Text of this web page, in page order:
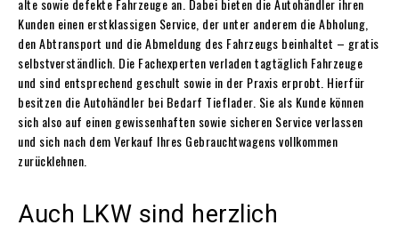
alte sowie defekte Fahrzeuge an. Dabei bieten die Autohändler ihren
Kunden einen erstklassigen Service, der unter anderem die Abholung,
den Abtransport und die Abmeldung des Fahrzeugs beinhaltet – gratis
selbstverständlich. Die Fachexperten verladen tagtäglich Fahrzeuge
und sind entsprechend geschult sowie in der Praxis erprobt. Hierfür
besitzen die Autohändler bei Bedarf Tieflader. Sie als Kunde können
sich also auf einen gewissenhaften sowie sicheren Service verlassen
und sich nach dem Verkauf Ihres Gebrauchtwagens vollkommen
zurücklehnen.
Auch LKW sind herzlich